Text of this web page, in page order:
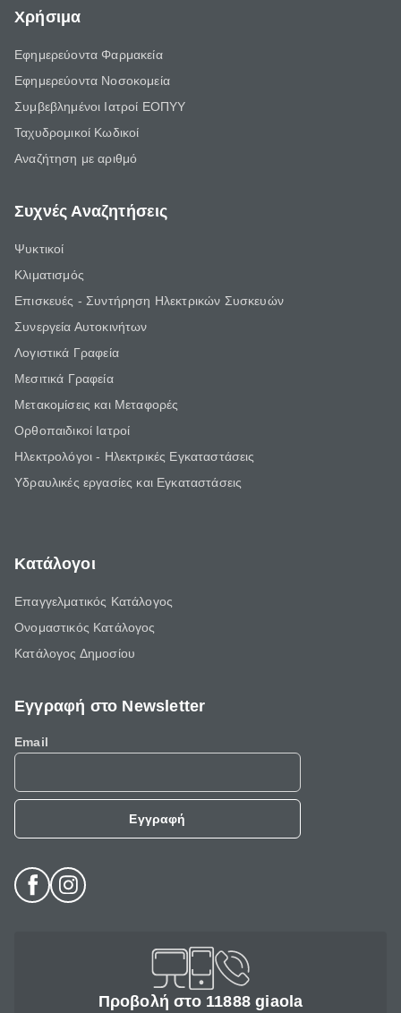
Χρήσιμα
Εφημερεύοντα Φαρμακεία
Εφημερεύοντα Νοσοκομεία
Συμβεβλημένοι Ιατροί ΕΟΠΥΥ
Ταχυδρομικοί Κωδικοί
Αναζήτηση με αριθμό
Συχνές Αναζητήσεις
Ψυκτικοί
Κλιματισμός
Επισκευές - Συντήρηση Ηλεκτρικών Συσκευών
Συνεργεία Αυτοκινήτων
Λογιστικά Γραφεία
Μεσιτικά Γραφεία
Μετακομίσεις και Μεταφορές
Ορθοπαιδικοί Ιατροί
Ηλεκτρολόγοι - Ηλεκτρικές Εγκαταστάσεις
Υδραυλικές εργασίες και Εγκαταστάσεις
Κατάλογοι
Επαγγελματικός Κατάλογος
Ονομαστικός Κατάλογος
Κατάλογος Δημοσίου
Εγγραφή στο Newsletter
Email
Εγγραφή
Προβολή στο 11888 giaola